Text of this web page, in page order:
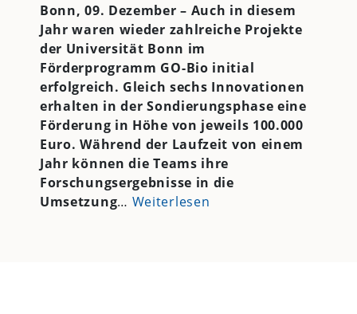
Bonn, 09. Dezember – Auch in diesem
Jahr waren wieder zahlreiche Projekte
der Universität Bonn im
Förderprogramm GO-Bio initial
erfolgreich. Gleich sechs Innovationen
erhalten in der Sondierungsphase eine
Förderung in Höhe von jeweils 100.000
Euro. Während der Laufzeit von einem
Jahr können die Teams ihre
Forschungsergebnisse in die
Umsetzung… Weiterlesen